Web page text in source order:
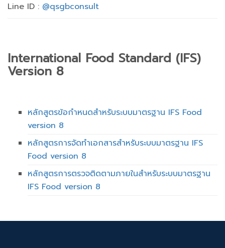
Line ID : @qsgbconsult
International Food Standard (IFS)
Version 8
หลักสูตรข้อกำหนดสำหรับระบบมาตรฐาน IFS Food
version 8
หลักสูตรการจัดทำเอกสารสำหรับระบบมาตรฐาน IFS
Food version 8
หลักสูตรการตรวจติดตามภายในสำหรับระบบมาตรฐาน
IFS Food version 8